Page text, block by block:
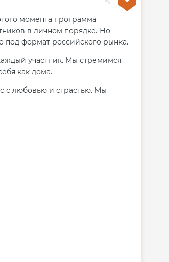
момента программа
в личном порядке. Но
под формат российского рынка.
участник. Мы стремимся
как дома.
с любовью и страстью. Мы